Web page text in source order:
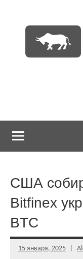
содержимому
США
Bitfinex
BTC
15 января, 2025